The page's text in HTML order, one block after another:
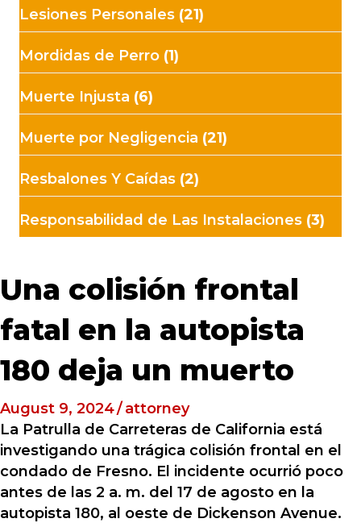
Lesiones Personales (21)
Mordidas de Perro (1)
Muerte Injusta (6)
Muerte por Negligencia (21)
Resbalones Y Caídas (2)
Responsabilidad de Las Instalaciones (3)
Una colisión frontal
fatal en la autopista
180 deja un muerto
August 9, 2024/attorney
La Patrulla de Carreteras de California está
investigando una trágica colisión frontal en el
condado de Fresno. El incidente ocurrió poco
antes de las 2 a. m. del 17 de agosto en la
autopista 180, al oeste de Dickenson Avenue.